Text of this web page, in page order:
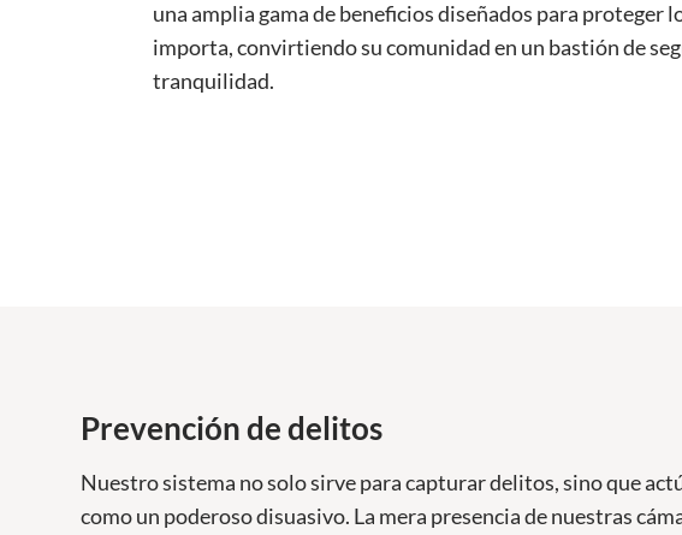
una amplia gama de beneficios diseñados para proteger
importa, convirtiendo su comunidad en un bastión de
tranquilidad.
Prevención de delitos
Nuestro sistema no solo sirve para capturar delitos, sino que
como un poderoso disuasivo. La mera presencia de nuestras